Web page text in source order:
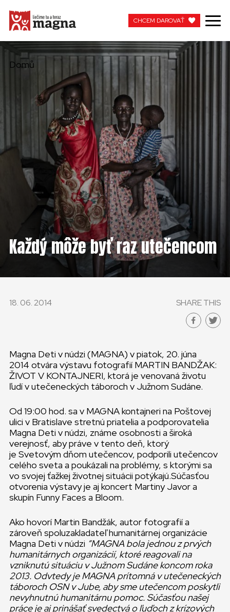
CHCEM DAROVAŤ
MOJA MAGNA
PRACUJTE S NAMI
CHCEM DAROVAŤ
Domů
Každý môže byť raz utečencom
18. 06. 2014 SHARE THIS
Magna Deti v núdzi (MAGNA) v piatok, 20. júna
2014 otvára výstavu fotografií MARTIN BANDŽAK:
ŽIVOT V KONTAJNERI, ktorá je venovaná životu
ľudí v utečeneckých táboroch v Južnom Sudáne.
Od 19:00 hod. sa v MAGNA kontajneri na Poštovej
ulici v Bratislave stretnú priatelia a podporovatelia
Magna Deti v núdzi, známe osobnosti a široká
verejnosť, aby práve v tento deň, ktorý
je Svetovým dňom utečencov, podporili utečencov
celého sveta a poukázali na problémy, s ktorými sa
vo svojej ťažkej životnej situácii potýkajú.Súčasťou
otvorenia výstavy je aj koncert Martiny Javor a
skupín Funny Faces a Bloom.
Ako hovorí Martin Bandžák, autor fotografií a
zároveň spoluzakladateľ humanitárnej organizácie
Magna Deti v núdzi “MAGNA bola jednou z prvých
humanitárnych organizácií, ktoré reagovali na
vzniknutú situáciu v Južnom Sudáne koncom roka
2013. Odvtedy je MAGNA prítomná v utečeneckých
táboroch OSN v Jube, aby sme utečencom poskytli
nevyhnutnú humanitárnu pomoc. Súčasťou našej
práce je aj prinášať svedectvá o ľuďoch z krízových